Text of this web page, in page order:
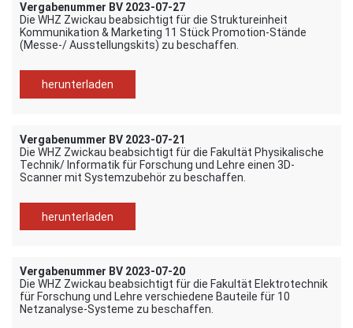
Vergabenummer BV 2023-07-27
Die WHZ Zwickau beabsichtigt für die Struktureinheit
Kommunikation & Marketing 11 Stück Promotion-Stände
(Messe-/ Ausstellungskits) zu beschaffen.
herunterladen
Vergabenummer BV 2023-07-21
Die WHZ Zwickau beabsichtigt für die Fakultät Physikalische
Technik/ Informatik für Forschung und Lehre einen 3D-
Scanner mit Systemzubehör zu beschaffen.
herunterladen
Vergabenummer BV 2023-07-20
Die WHZ Zwickau beabsichtigt für die Fakultät Elektrotechnik
für Forschung und Lehre verschiedene Bauteile für 10
Netzanalyse-Systeme zu beschaffen.